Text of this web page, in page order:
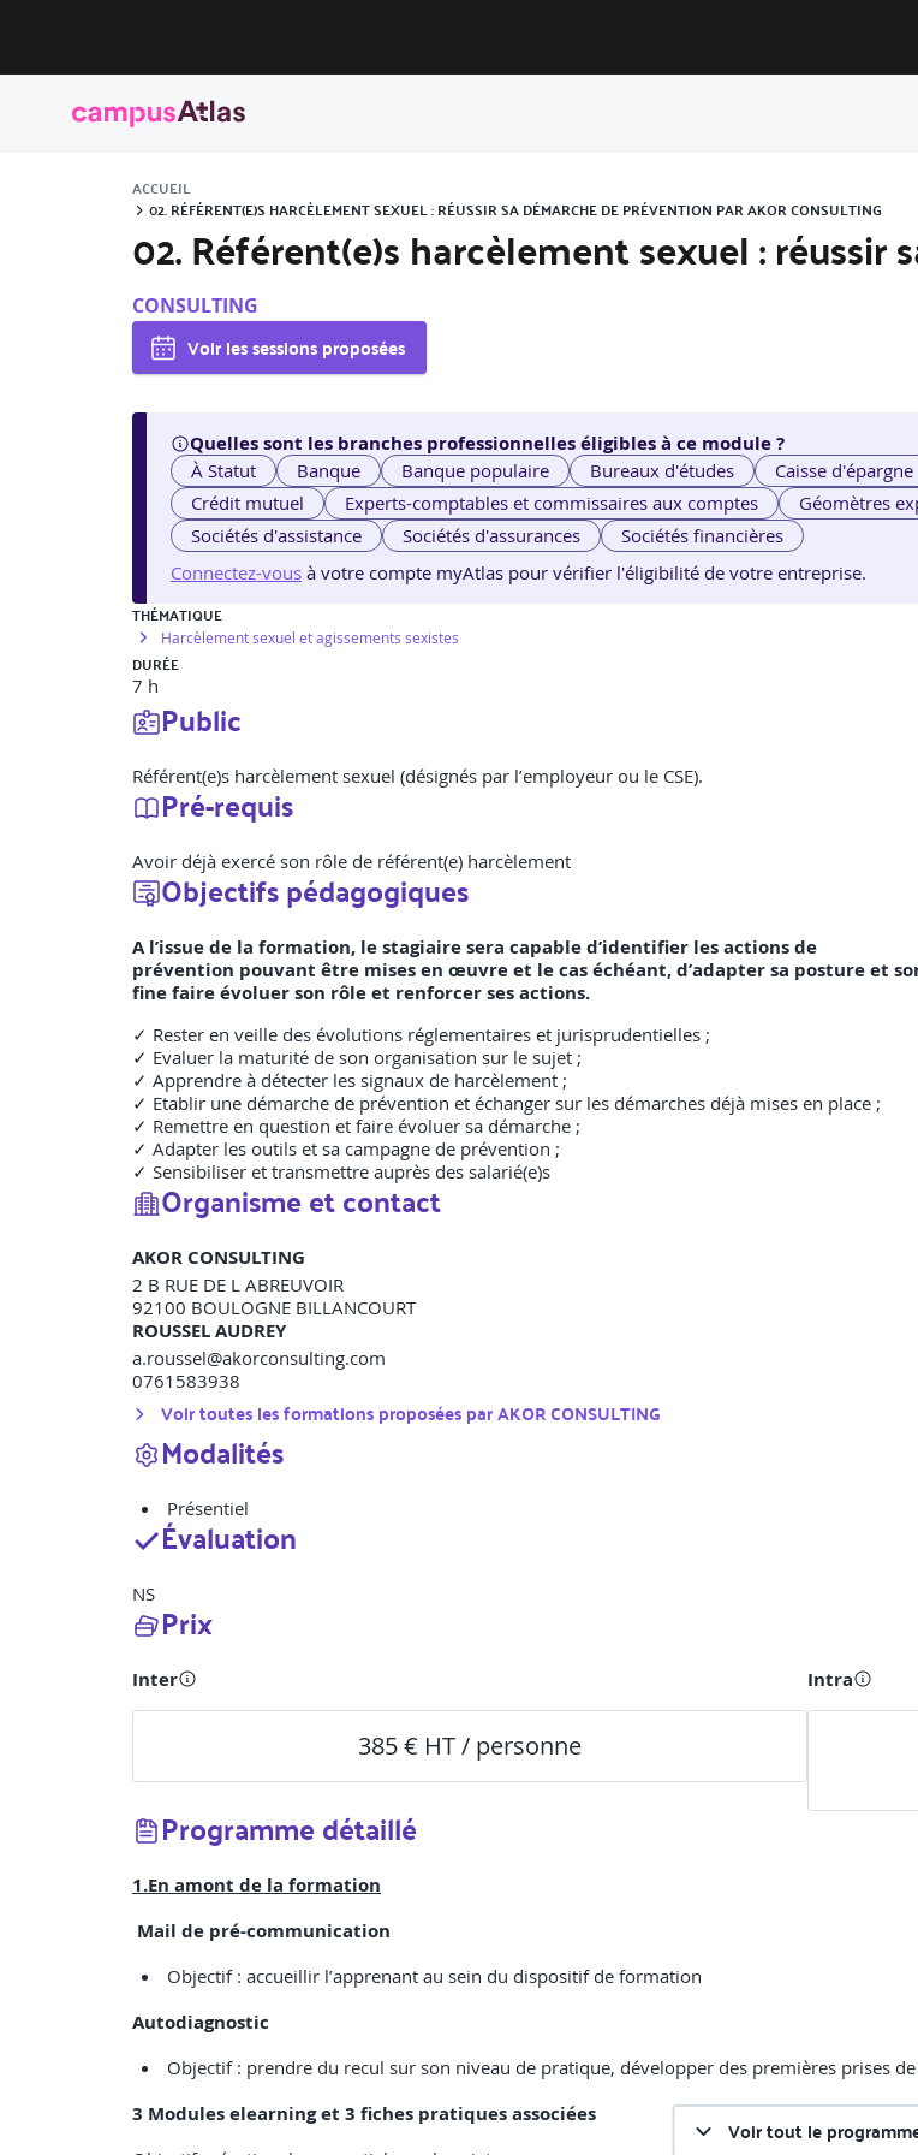
ACCUEIL
02. RÉFÉRENT(E)S HARCÈLEMENT SEXUEL : RÉUSSIR SA DÉMARCHE DE PRÉVENTION PAR AKOR CONSULTING
02. Référent(e)s harcèlement sexuel :
CONSULTING
Voir les sessions proposées
Quelles sont les branches professionnelles éligibles à ce module ?
À Statut Banque Banque populaire Bureaux d'études Caisse d'épargne
Crédit mutuel
Experts-comptables et commissaires aux comptes Géomètres
Sociétés d'assistance
Sociétés d'assurances
Sociétés financières
Connectez-vous à votre compte myAtlas pour vérifier l'éligibilité de votre entreprise.
THÉMATIQUE
Harcèlement sexuel et agissements sexistes
DURÉE
7 h
Public
Référent(e)s harcèlement sexuel (désignés par l’employeur ou le CSE).
Pré-requis
Avoir déjà exercé son rôle de référent(e) harcèlement
Objectifs pédagogiques
A l’issue de la formation, le stagiaire sera capable d’identifier les actions de
prévention pouvant être mises en œuvre et le cas échéant, d’adapter sa posture et
fine faire évoluer son rôle et renforcer ses actions.
✓ Rester en veille des évolutions réglementaires et jurisprudentielles ;
✓ Evaluer la maturité de son organisation sur le sujet ;
✓ Apprendre à détecter les signaux de harcèlement ;
✓ Etablir une démarche de prévention et échanger sur les démarches déjà mises en place ;
✓ Remettre en question et faire évoluer sa démarche ;
✓ Adapter les outils et sa campagne de prévention ;
✓ Sensibiliser et transmettre auprès des salarié(e)s
Organisme et contact
AKOR CONSULTING
2 B RUE DE L ABREUVOIR
92100 BOULOGNE BILLANCOURT
ROUSSEL AUDREY
a.roussel@akorconsulting.com
0761583938
Voir toutes les formations proposées parAKOR CONSULTING
Modalités
Présentiel
Évaluation
NS
Prix
Inter
385 € HT / personne
Intra
Programme détaillé
1.En amont de la formation
Mail de pré-communication
Objectif : accueillir l’apprenant au sein du dispositif de formation
Autodiagnostic
Objectif : prendre du recul sur son niveau de pratique, développer des premières prises
3 Modules elearning et 3 fiches pratiques associées
Voir tout le